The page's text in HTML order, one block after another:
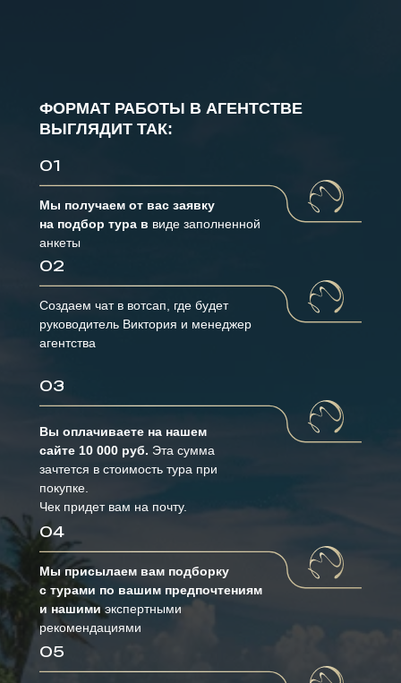
ФОРМАТ РАБОТЫ В АГЕНТСТВЕ
ВЫГЛЯДИТ ТАК:
Мы получаем от вас заявку
на подбор тура в виде заполненной
анкеты
01
Создаем чат в вотсап, где будет
руководитель Виктория и менеджер
агентства
02
Вы оплачиваете на нашем
сайте 10 000 руб. Эта сумма
зачтется в стоимость тура при
покупке.
Чек придет вам на почту.
03
Мы присылаем вам подборку
с турами по вашим предпочтениям
и нашимиэкспертными
рекомендациями
04
05